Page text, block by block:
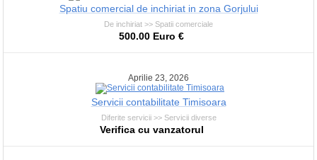
Spatiu comercial de inchiriat in zona Gorjului
De inchiriat >> Spatii comerciale
500.00 Euro €
Aprilie 23, 2026
Servicii contabilitate Timisoara
Diferite servicii >> Servicii diverse
Verifica cu vanzatorul